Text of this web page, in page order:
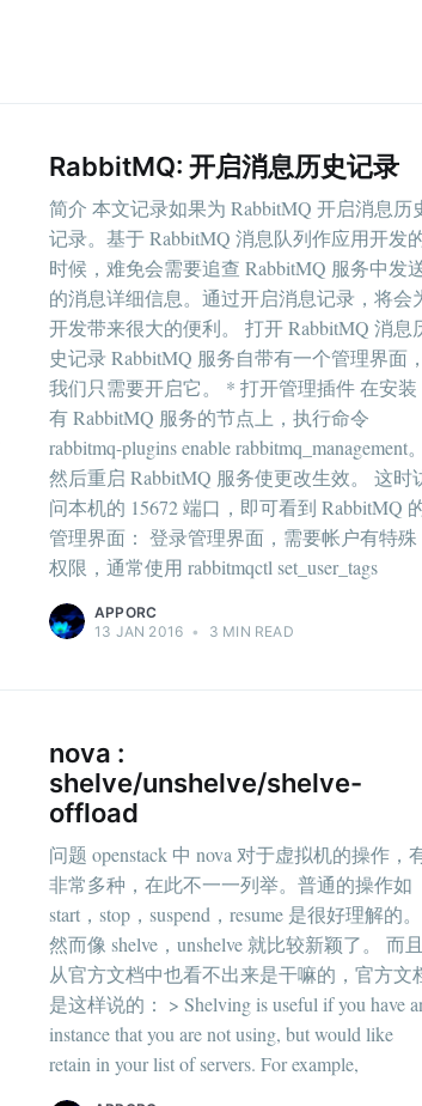
RabbitMQ: 开启消息历史记录
简介 本文记录如果为 RabbitMQ 开启消息历
记录。基于 RabbitMQ 消息队列作应用开发
时候，难免会需要追查 RabbitMQ 服务中发
的消息详细信息。通过开启消息记录，将会
开发带来很大的便利。 打开 RabbitMQ 消息
史记录 RabbitMQ 服务自带有一个管理界面，
我们只需要开启它。 * 打开管理插件 在安装
有 RabbitMQ 服务的节点上，执行命令
rabbitmq-plugins enable rabbitmq_management。
然后重启 RabbitMQ 服务使更改生效。 这时
问本机的 15672 端口，即可看到 RabbitMQ
管理界面： 登录管理界面，需要帐户有特殊
权限，通常使用 rabbitmqctl set_user_tags
APPORC
13 JAN 2016 • 3 MIN READ
nova :
shelve/unshelve/shelve-
offload
问题 openstack 中 nova 对于虚拟机的操作，
非常多种，在此不一一列举。普通的操作如
start，stop，suspend，resume 是很好理解的。
然而像 shelve，unshelve 就比较新颖了。 而且
从官方文档中也看不出来是干嘛的，官方文
是这样说的： > Shelving is useful if you have
instance that you are not using, but would like
retain in your list of servers. For example,